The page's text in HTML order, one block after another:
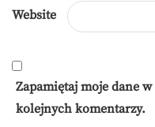
Website
Zapamiętaj moje dane
kolejnych komentarzy.